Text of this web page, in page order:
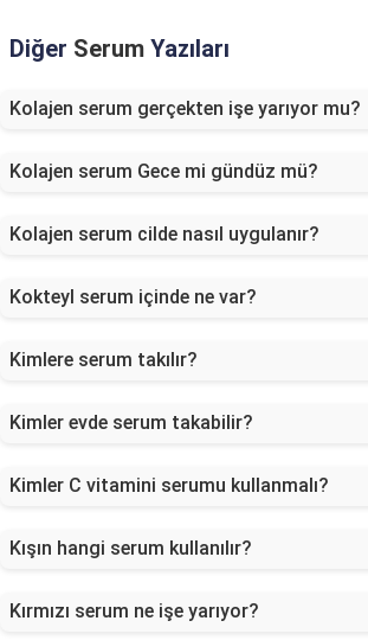
Diğer Serum Yazıları
Kolajen serum gerçekten işe yarıyor mu?
Kolajen serum Gece mi gündüz mü?
Kolajen serum cilde nasıl uygulanır?
Kokteyl serum içinde ne var?
Kimlere serum takılır?
Kimler evde serum takabilir?
Kimler C vitamini serumu kullanmalı?
Kışın hangi serum kullanılır?
Kırmızı serum ne işe yarıyor?